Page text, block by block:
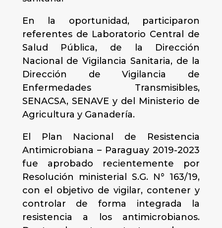
En la oportunidad, participaron
referentes de Laboratorio Central de
Salud Pública, de la Dirección
Nacional de Vigilancia Sanitaria, de la
Dirección de Vigilancia de
Enfermedades Transmisibles,
SENACSA, SENAVE y del Ministerio de
Agricultura y Ganadería.
El Plan Nacional de Resistencia
Antimicrobiana – Paraguay 2019-2023
fue aprobado recientemente por
Resolución ministerial S.G. N° 163/19,
con el objetivo de vigilar, contener y
controlar de forma integrada la
resistencia a los antimicrobianos.